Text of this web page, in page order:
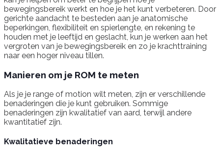
bewegingsbereik werkt en hoe je het kunt verbeteren. Door
gerichte aandacht te besteden aan je anatomische
beperkingen, flexibiliteit en spierlengte, en rekening te
houden met je leeftijd en geslacht, kun je werken aan het
vergroten van je bewegingsbereik en zo je krachttraining
naar een hoger niveau tillen.
Manieren om je ROM te meten
Als je je range of motion wilt meten, zijn er verschillende
benaderingen die je kunt gebruiken. Sommige
benaderingen zijn kwalitatief van aard, terwijl andere
kwantitatief zijn.
Kwalitatieve benaderingen